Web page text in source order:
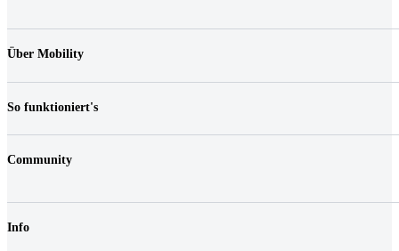
Über Mobility
Jobs & Karriere
Medien
So funktioniert's
Standorte
Community
Info